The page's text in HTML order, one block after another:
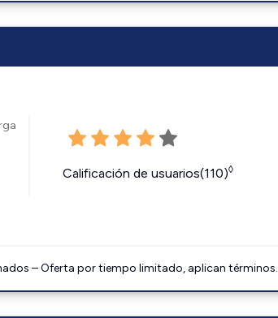
Calificación de usuarios(110)◊
– Oferta por tiempo limitado, aplican términos.